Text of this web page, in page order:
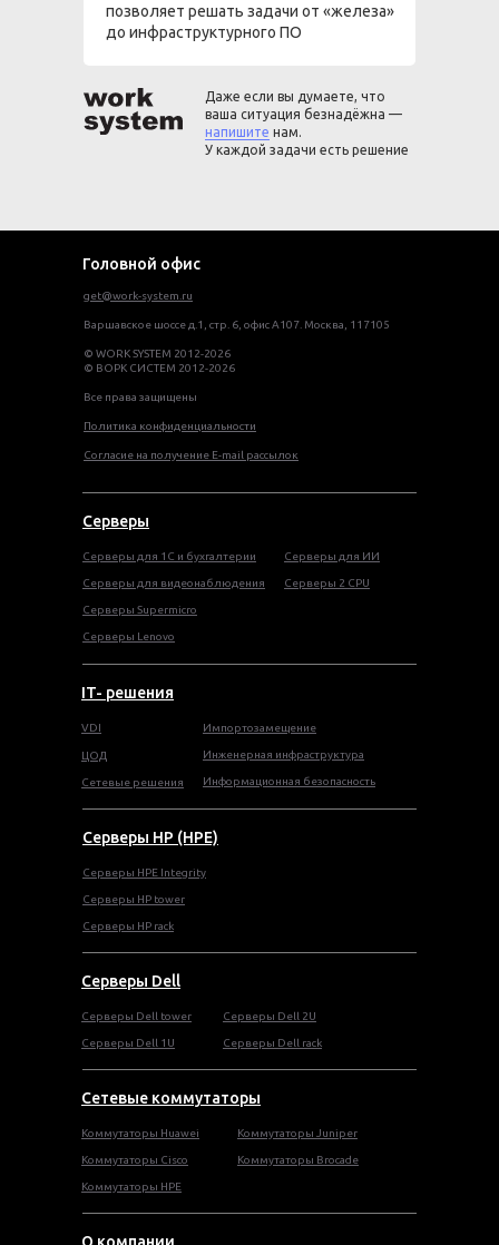
позволяет решать задачи от «железа»
до инфраструктурного ПО
Даже если вы думаете, что
ваша ситуация безнадёжна —
напишите нам.
У каждой задачи есть решение
get@work-system.ru
Варшавское шоссе д.1, стр. 6, офис А107. Москва, 117105
© WORK SYSTEM 2012-2026
© ВОРК СИСТЕМ 2012-2026
Все права защищены
Политика конфиденциальности
Согласие на получение E-mail рассылок
Головной офис
Серверы
Серверы HP (HPE)
Серверы Dell
Сетевые коммутаторы
Серверы для 1С и бухгалтерии
Серверы для видеонаблюдения
Серверы Supermicro
Серверы HPE Integrity
Cерверы HP tower
Cерверы HP rack
Серверы Lenovo
Серверы для ИИ
Серверы 2 CPU
Cерверы Dell tower
Серверы Dell 1U
Серверы Dell 2U
Серверы Dell rack
VDI
ЦОД
Сетевые решения
Импортозамещение
Инженерная инфраструктура
Информационная безопасность
IT- решения
Коммутаторы Huawei
Коммутаторы Cisco
Коммутаторы HPE
Коммутаторы Juniper
Коммутаторы Brocade